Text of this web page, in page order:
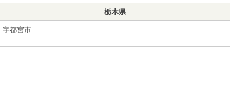
栃木県
宇都宮市